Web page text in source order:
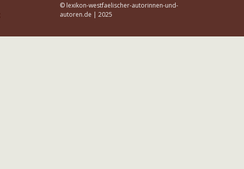
© lexikon-westfaelischer-autorinnen-und-
autoren.de | 2025